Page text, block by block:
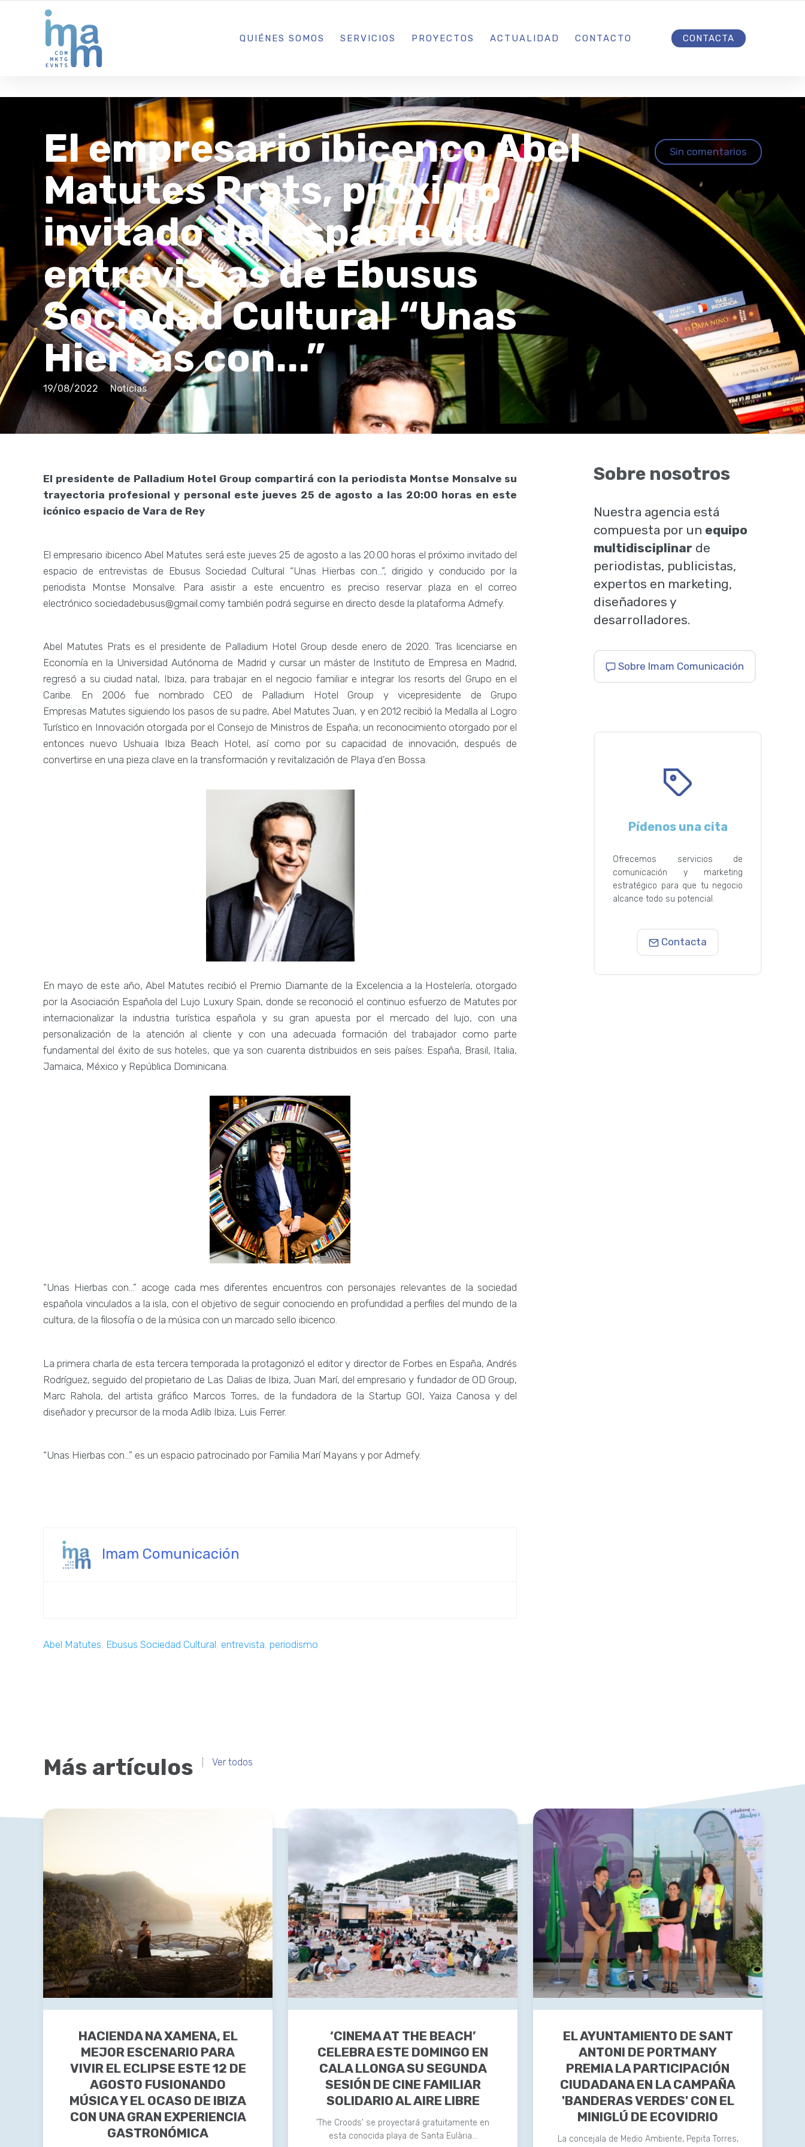
AGENCIA CREATIVA DE COMUNICACIÓN Y ESTRATEGIA DIGITAL IBIZA · MADRID · BARCELONA
QUIÉNES SOMOS SERVICIOS PROYECTOS ACTUALIDAD CONTACTO CONTACTA
El empresario ibicenco Abel
Matutes Prats, próximo
invitado del espacio de
entrevistas de Ebusus
Sociedad Cultural “Unas
Hierbas con...”
19/08/2022 Noticias
Sin comentarios
El presidente de Palladium Hotel Group compartirá con la periodista Montse Monsalve su
trayectoria profesional y personal este jueves 25 de agosto a las 20:00 horas en este
icónico espacio de Vara de Rey
El empresario ibicenco Abel Matutes será este jueves 25 de agosto a las 20:00 horas el próximo invitado del
espacio de entrevistas de Ebusus Sociedad Cultural “Unas Hierbas con...”, dirigido y conducido por la
periodista Montse Monsalve. Para asistir a este encuentro es preciso reservar plaza en el correo
electrónico sociedadebusus@gmail.comy también podrá seguirse en directo desde la plataforma Admefy.
Abel Matutes Prats es el presidente de Palladium Hotel Group desde enero de 2020. Tras licenciarse en
Economía en la Universidad Autónoma de Madrid y cursar un máster de Instituto de Empresa en Madrid,
regresó a su ciudad natal, Ibiza, para trabajar en el negocio familiar e integrar los resorts del Grupo en el
Caribe. En 2006 fue nombrado CEO de Palladium Hotel Group y vicepresidente de Grupo
Empresas Matutes siguiendo los pasos de su padre, Abel Matutes Juan, y en 2012 recibió la Medalla al Logro
Turístico en Innovación otorgada por el Consejo de Ministros de España; un reconocimiento otorgado por el
entonces nuevo Ushuaïa Ibiza Beach Hotel, así como por su capacidad de innovación, después de
convertirse en una pieza clave en la transformación y revitalización de Playa d'en Bossa.
En mayo de este año, Abel Matutes recibió el Premio Diamante de la Excelencia a la Hostelería, otorgado
por la Asociación Española del Lujo Luxury Spain, donde se reconoció el continuo esfuerzo de Matutes por
internacionalizar la industria turística española y su gran apuesta por el mercado del lujo, con una
personalización de la atención al cliente y con una adecuada formación del trabajador como parte
fundamental del éxito de sus hoteles, que ya son cuarenta distribuidos en seis países: España, Brasil, Italia,
Jamaica, México y República Dominicana.
“Unas Hierbas con...” acoge cada mes diferentes encuentros con personajes relevantes de la sociedad
española vinculados a la isla, con el objetivo de seguir conociendo en profundidad a perfiles del mundo de la
cultura, de la filosofía o de la música con un marcado sello ibicenco.
La primera charla de esta tercera temporada la protagonizó el editor y director de Forbes en España, Andrés
Rodríguez, seguido del propietario de Las Dalias de Ibiza, Juan Marí, del empresario y fundador de OD Group,
Marc Rahola, del artista gráfico Marcos Torres, de la fundadora de la Startup GOI, Yaiza Canosa y del
diseñador y precursor de la moda Adlib Ibiza, Luis Ferrer.
“Unas Hierbas con…” es un espacio patrocinado por Familia Marí Mayans y por Admefy.
Imam Comunicación
Abel Matutes, Ebusus Sociedad Cultural, entrevista, periodismo
Sobre nosotros
Nuestra agencia está
compuesta por un equipo
multidisciplinar de
periodistas, publicistas,
expertos en marketing,
diseñadores y
desarrolladores.
Sobre Imam Comunicación
Pídenos una cita
Ofrecemos servicios de
comunicación y marketing
estratégico para que tu negocio
alcance todo su potencial.
Contacta
Más artículos Ver todos
HACIENDA NA XAMENA, EL
MEJOR ESCENARIO PARA
VIVIR EL ECLIPSE ESTE 12 DE
AGOSTO FUSIONANDO
MÚSICA Y EL OCASO DE IBIZA
CON UNA GRAN EXPERIENCIA
GASTRONÓMICA
‘CINEMA AT THE BEACH’
CELEBRA ESTE DOMINGO EN
CALA LLONGA SU SEGUNDA
SESIÓN DE CINE FAMILIAR
SOLIDARIO AL AIRE LIBRE
'The Croods' se proyectará gratuitamente en
esta conocida playa de Santa Eulària…
EL AYUNTAMIENTO DE SANT
ANTONI DE PORTMANY
PREMIA LA PARTICIPACIÓN
CIUDADANA EN LA CAMPAÑA
'BANDERAS VERDES' CON EL
MINIGLÚ DE ECOVIDRIO
La concejala de Medio Ambiente, Pepita Torres,